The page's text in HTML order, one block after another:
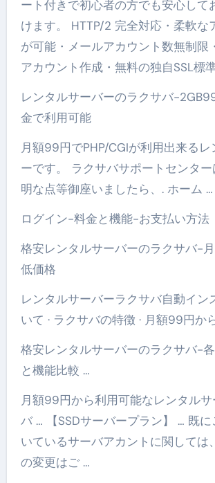
ート付きで初心者の方でも安心して
けます。 HTTP/2 完全対応・柔軟な
が可能・メールアカウント数無制限
アカウント作成・無料の独自SSL標準
レンタルサーバーのラクサバ-
金で利用可能
月額99円でPHP/CGIが利用出来る
ーです。 ラクサバサポートセンタ
明な点等御座いましたら、. ホーム …
ログイン-料金と機能-お支払い方法
格安レンタルサーバーのラクサバ-
低価格
レンタルサーバーラクサバ自動イン
いて · ラクサバの特徴 · 月額99円か
格安レンタルサーバーのラクサバ-
と機能比較 …
月額99円から利用可能なレンタル
バ … 【SSDサーバープラン】 … 既
いているサーバアカントに関しては
の変更はご …